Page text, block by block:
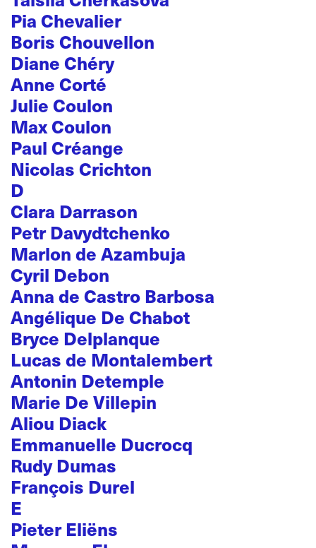
Pia Chevalier
Boris Chouvellon
Diane Chéry
Anne Corté
Julie Coulon
Max Coulon
Paul Créange
Nicolas Crichton
D
Clara Darrason
Petr Davydtchenko
Marlon de Azambuja
Cyril Debon
Anna de Castro Barbosa
Angélique De Chabot
Bryce Delplanque
Lucas de Montalembert
Antonin Detemple
Marie De Villepin
Aliou Diack
Emmanuelle Ducrocq
Rudy Dumas
François Durel
E
Pieter Eliëns